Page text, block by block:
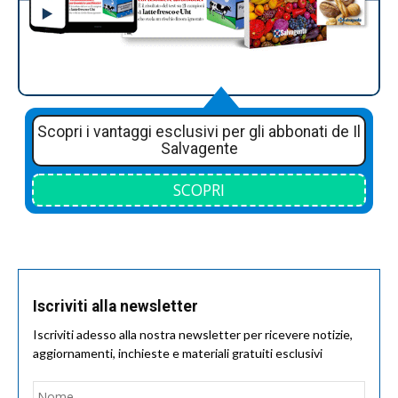
Scopri i vantaggi esclusivi per gli abbonati de Il
Salvagente
SCOPRI
Iscriviti alla newsletter
Iscriviti adesso alla nostra newsletter per ricevere notizie,
aggiornamenti, inchieste e materiali gratuiti esclusivi
Nome